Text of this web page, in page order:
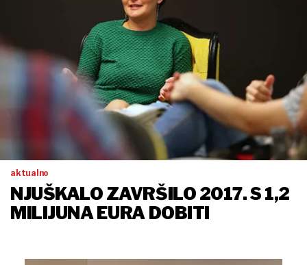
aktualno
NJUŠKALO ZAVRŠILO 2017. S 1,2
MILIJUNA EURA DOBITI